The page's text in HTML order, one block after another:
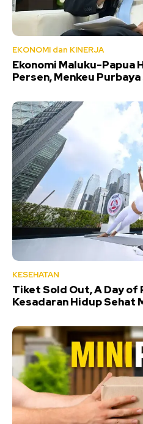
EKONOMI dan KINERJA
Ekonomi Maluku-Papua
Persen, Menkeu
KESEHATAN
Tiket Sold Out, A Day
Kesadaran Hidup Sehat